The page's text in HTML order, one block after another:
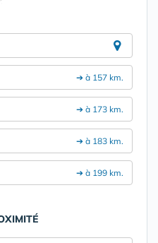
➔ à 157 km.
➔ à 173 km.
➔ à 183 km.
➔ à 199 km.